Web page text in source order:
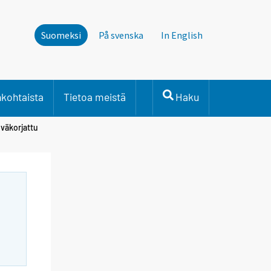
Suomeksi På svenska In English
Tietoa meistä Haku